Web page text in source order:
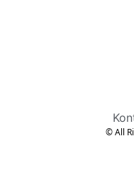
© All